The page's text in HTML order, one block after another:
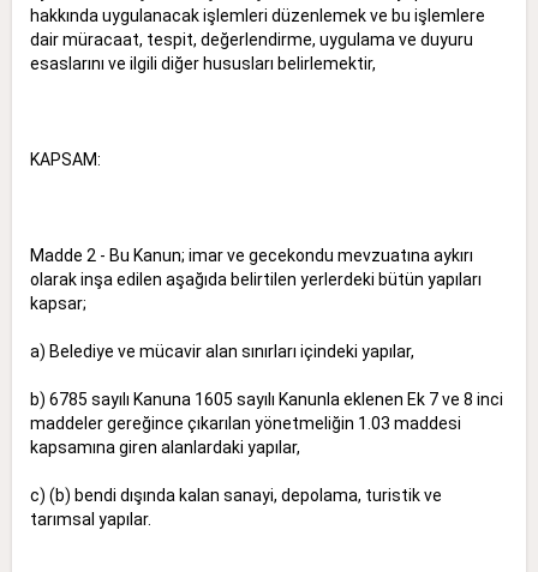
hakkında uygulanacak işlemleri düzenlemek ve bu işlemlere
dair müracaat, tespit, değerlendirme, uygulama ve duyuru
esaslarını ve ilgili diğer hususları belirlemektir,
KAPSAM:
Madde 2 - Bu Kanun; imar ve gecekondu mevzuatına aykırı
olarak inşa edilen aşağıda belirtilen yerlerdeki bütün yapıları
kapsar;
a) Belediye ve mücavir alan sınırları içindeki yapılar,
b) 6785 sayılı Kanuna 1605 sayılı Kanunla eklenen Ek 7 ve 8 inci
maddeler gereğince çıkarılan yönetmeliğin 1.03 maddesi
kapsamına giren alanlardaki yapılar,
c) (b) bendi dışında kalan sanayi, depolama, turistik ve
tarımsal yapılar.